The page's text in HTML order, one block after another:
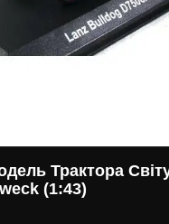
Трактора
(1:43)